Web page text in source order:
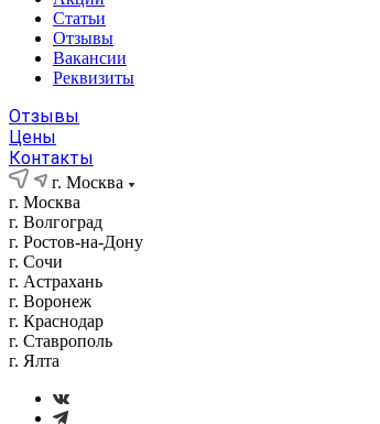
Статьи
Отзывы
Вакансии
Реквизиты
Отзывы
Цены
Контакты
г. Москва
г. Москва
г. Волгоград
г. Ростов-на-Дону
г. Сочи
г. Астрахань
г. Воронеж
г. Краснодар
г. Ставрополь
г. Ялта